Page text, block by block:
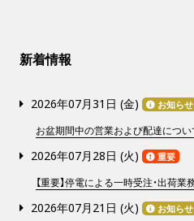
新着情報
2026年07月31日 (金) お知らせ
お盆期間中の営業および配達につい
2026年07月28日 (火) 重要
【重要】停電による一時受注・出荷
2026年07月21日 (火) お知らせ